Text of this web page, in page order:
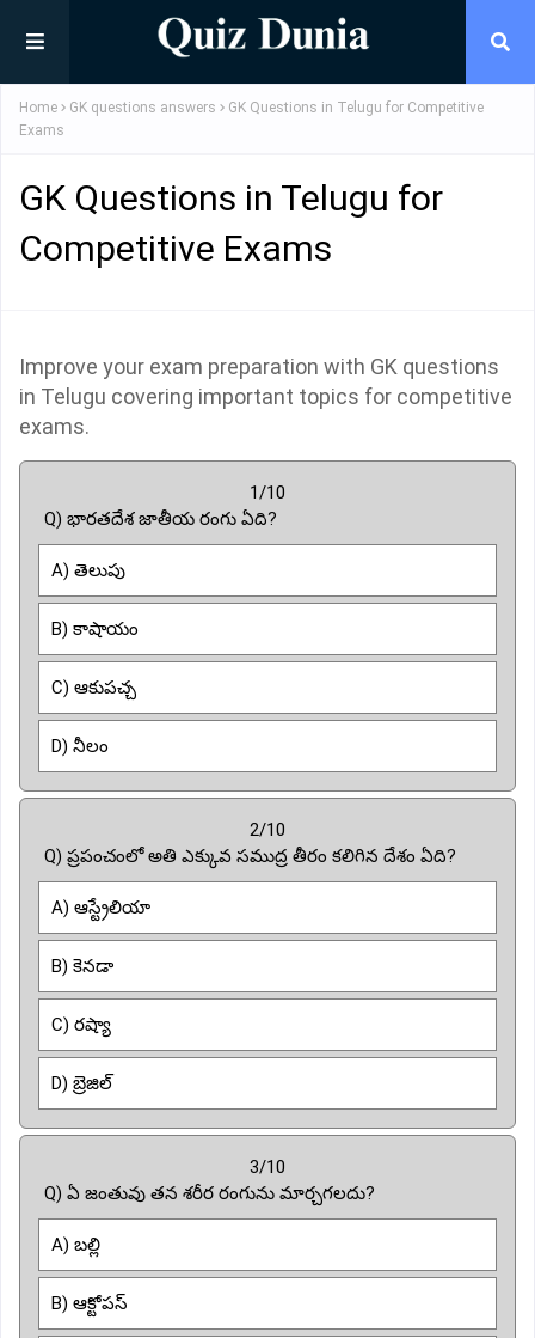
Home GK questions answers
GK Questions in Telugu for Competitive
Exams
GK Questions in Telugu for
Competitive Exams
Improve your exam preparation with GK questions
in Telugu covering important topics for competitive
exams.
1/10
Q) భారతదేశ జాతీయ రంగు ఏది?
A) తెలుపు
B) కాషాయం
C) ఆకుపచ్చ
D) నీలం
2/10
Q) ప్రపంచంలో అతి ఎక్కువ సముద్ర తీరం కలిగిన దేశం ఏది?
A) ఆస్ట్రేలియా
B) కెనడా
C) రష్యా
D) బ్రెజిల్
3/10
Q) ఏ జంతువు తన శరీర రంగును మార్చగలదు?
A) బల్లి
B) ఆక్టోపస్